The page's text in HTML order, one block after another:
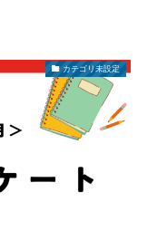
カテゴリ未設定